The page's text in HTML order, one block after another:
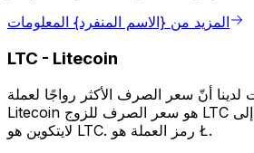
المزيد من {الاسم المنفرد} المعلومات
LTC - Litecoin
لدينا أنّ سعر الصرف الأكثر رواجًا لعملة
Litecoin هو سعر الصرف للزوج LTC إلى USD. رمز العملة لـ
لايتكوين هو LTC. رمز العملة هو Ł.